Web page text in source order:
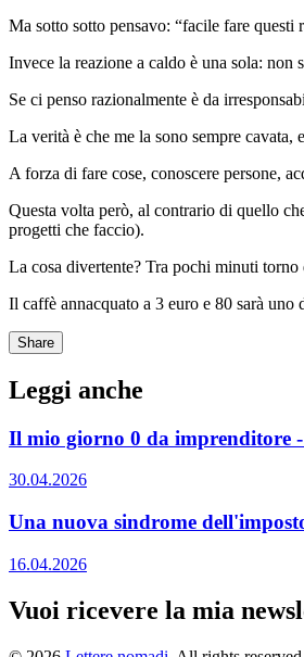
Ma sotto sotto pensavo: “facile fare questi
Invece la reazione a caldo è una sola: non
Se ci penso razionalmente è da
La verità è che me la sono sempre
A forza di fare cose, conoscere persone,
Questa volta però, al contrario di quello
progetti che faccio).
La cosa divertente? Tra pochi minuti
Il caffè annacquato a 3 euro e 80 sarà
Share
Leggi anche
Il mio giorno 0 da imprenditore -
30.04.2026
Una nuova sindrome
16.04.2026
Vuoi ricevere la mia